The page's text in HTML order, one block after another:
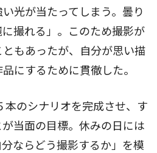
光が当たってしまう。曇り
撮れる」。このため撮影が
もあったが、自分が思い描
にするために貫徹した。
のシナリオを完成させ、す
当面の目標。休みの日には
ならどう撮影するか」を模